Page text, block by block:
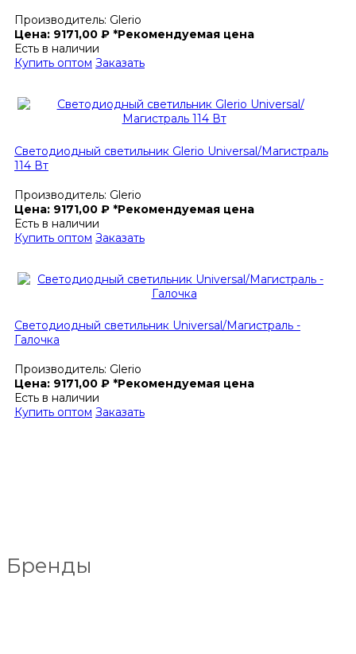
Производитель: Glerio
Цена: 9171,00 ₽ *Рекомендуемая цена
Есть в наличии
Купить оптом Заказать
Светодиодный светильник Glerio Universal/Магистраль
114 Вт
Производитель: Glerio
Цена: 9171,00 ₽ *Рекомендуемая цена
Есть в наличии
Купить оптом Заказать
Светодиодный светильник Universal/Магистраль -
Галочка
Производитель: Glerio
Цена: 9171,00 ₽ *Рекомендуемая цена
Есть в наличии
Купить оптом Заказать
Бренды